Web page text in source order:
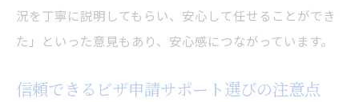
ビザ申請における機密保持のチェックポイント
況を丁寧に説明してもらい、安心して任せることができ
た」といった意見もあり、安心感につながっています。
信頼できるビザ申請サポート選びの注意点